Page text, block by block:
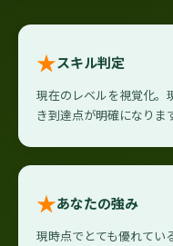
★スキル判定
現在のレベルを視覚化。
き到達点が明確になります
★あなたの強み
現時点でとても優れてい